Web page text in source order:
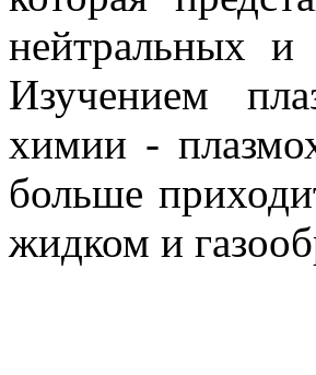
нейтральных и
Изучением
химии -
больше
жидком и